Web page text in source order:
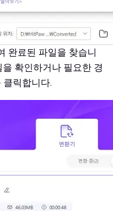
완료된 파일을 찾습니
확인하거나 필요한 경
클릭합니다.